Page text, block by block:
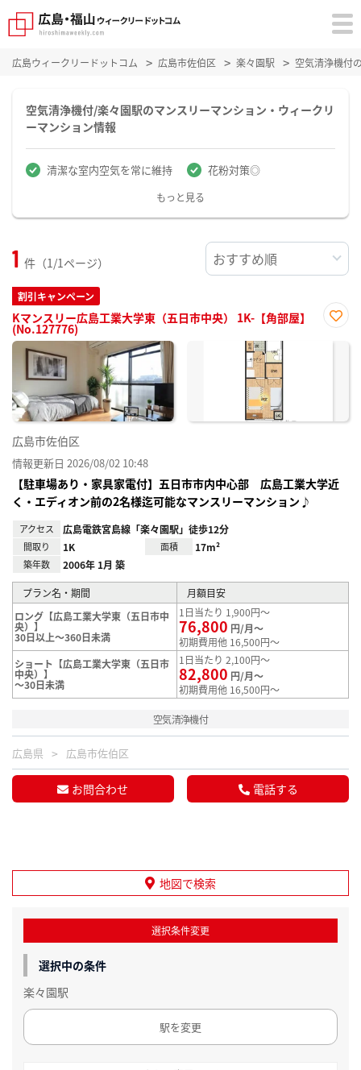
広島ウィークリードットコム 広島市佐伯区 楽々園駅 空気清浄機付
空気清浄機付/楽々園駅のマンスリーマンション・ウィークリ
ーマンション情報
清潔な室内空気を常に維持 花粉対策◎
もっと見る
1 件（1/1ページ）
割引キャンペーン
Kマンスリー広島工業大学東（五日市中央） 1K-【角部屋】
(No.127776)
に入
広島市佐伯区
情報更新日 2026/08/02 10:48
【駐車場あり・家具家電付】五日市市内中心部 広島工業大学近
く・エディオン前の2名様迄可能なマンスリーマンション♪
アクセス 広島電鉄宮島線「楽々園駅」徒歩12分
間取り 1K 面積 17m²
築年数 2006年 1月 築
プラン名・期間
月額目安
ロング【広島工業大学東（五日市中
央）】
30日以上～360日未満
1日当たり 1,900円～
76,800 円/月～
初期費用他 16,500円～
ショート【広島工業大学東（五日市
中央）】
～30日未満
1日当たり 2,100円～
82,800 円/月～
初期費用他 16,500円～
空気清浄機付
広島県 広島市佐伯区
お問合わせ 電話する
地図で検索
選択条件変更
選択中の条件
楽々園駅
駅を変更